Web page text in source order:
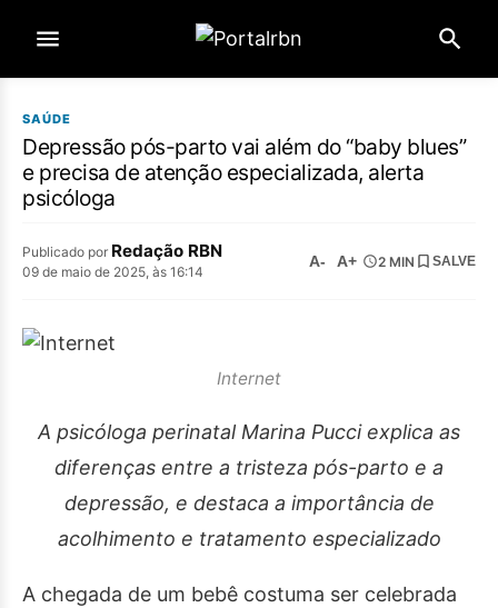
SAÚDE
Depressão pós-parto vai além do “baby blues”
e precisa de atenção especializada, alerta
psicóloga
Publicado por Redação RBN
09 de maio de 2025, às 16:14
A- A+ 2 MIN SALVE
Internet
A psicóloga perinatal Marina Pucci explica as
diferenças entre a tristeza pós-parto e a
depressão, e destaca a importância de
acolhimento e tratamento especializado
A chegada de um bebê costuma ser celebrada